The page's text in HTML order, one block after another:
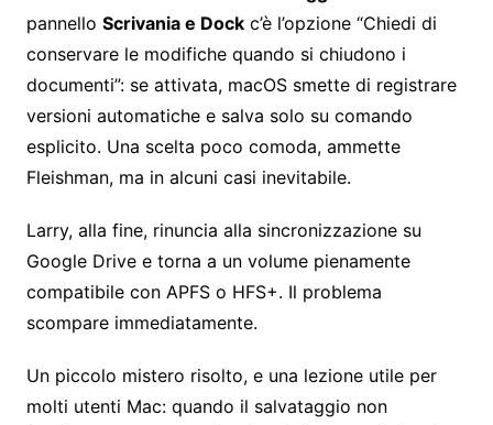
pannello Scrivania e Dockc’è l’opzione “Chiedi di
conservare le modifiche quando si chiudono i
documenti”: se attivata, macOS smette di registrare
versioni automatiche e salva solo su comando
esplicito. Una scelta poco comoda, ammette
Fleishman, ma in alcuni casi inevitabile.
Larry, alla fine, rinuncia alla sincronizzazione su
Google Drive e torna a un volume pienamente
compatibile con APFS o HFS+. Il problema
scompare immediatamente.
Un piccolo mistero risolto, e una lezione utile per
molti utenti Mac: quando il salvataggio non